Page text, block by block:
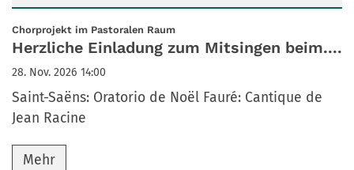
Datum: 28. November 2026
Chorprojekt im Pastoralen Raum:
Herzliche Einladung zum Mitsingen beim....
28. Nov. 2026 14:00
Saint-Saëns: Oratorio de Noël Fauré: Cantique de
Jean Racine
Mehr